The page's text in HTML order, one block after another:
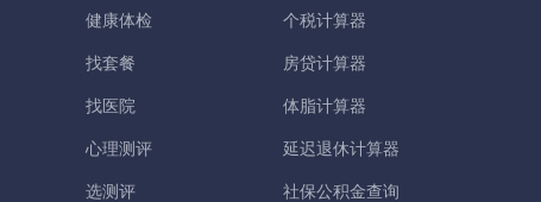
健康体检
找套餐
找医院
心理测评
选测评
个税计算器
房贷计算器
体脂计算器
延迟退休计算器
社保公积金查询